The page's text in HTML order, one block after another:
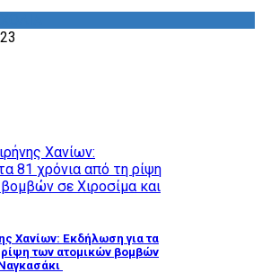
Χανίων: Εκδήλωση για τα
ρίψη των ατομικών βομβών